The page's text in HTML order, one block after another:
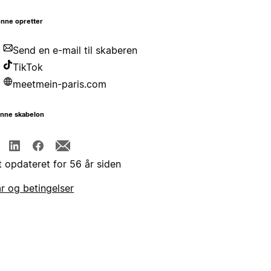
opretter
Send en e-mail til skaberen
TikTok
meetmein-paris.com
skabelon
opdateret for 56 år siden
og betingelser